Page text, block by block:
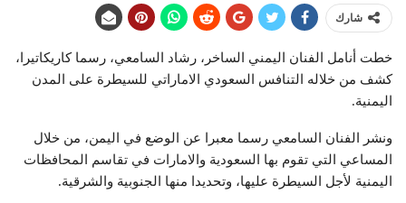
شارك
خطت أنامل الفنان اليمني الساخر، رشاد السامعي، رسما كاريكاتيرا،
كشف من خلاله التنافس السعودي الاماراتي للسيطرة على المدن
اليمنية.
ونشر الفنان السامعي رسما معبرا عن الوضع في اليمن، من خلال
المساعي التي تقوم بها السعودية والامارات في تقاسم المحافظات
اليمنية لأجل السيطرة عليها، وتحديدا منها الجنوبية والشرقية.